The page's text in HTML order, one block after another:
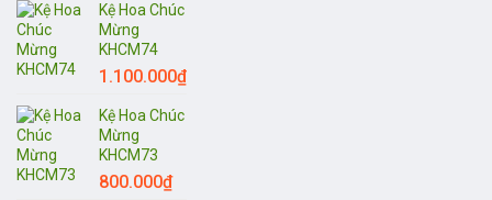
Kệ Hoa Chúc
Mừng
KHCM74
1.100.000₫
Kệ Hoa Chúc
Mừng
KHCM73
800.000₫